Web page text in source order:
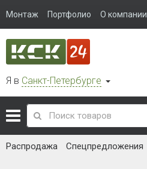
Монтаж Портфолио О компании
Я в Санкт-Петербурге
Распродажа Спецпредложения